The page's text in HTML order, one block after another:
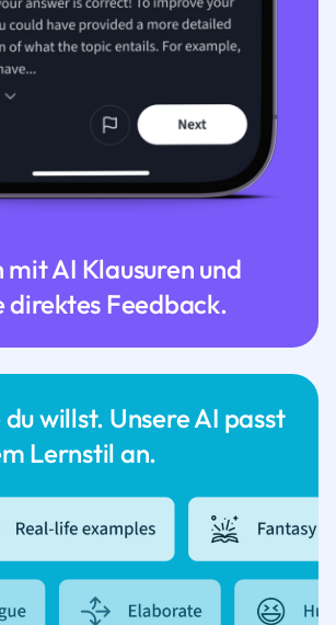
willst. Unsere AI passt
Lernstil an.
mit AI Klausuren und
direktes Feedback.